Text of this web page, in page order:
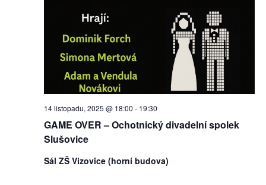
GAME OVER – Ochotnický divadelní spolek
Slušovice
14 listopadu, 2025 @ 18:00 - 19:30
Sál ZŠ Vizovice (horní budova)